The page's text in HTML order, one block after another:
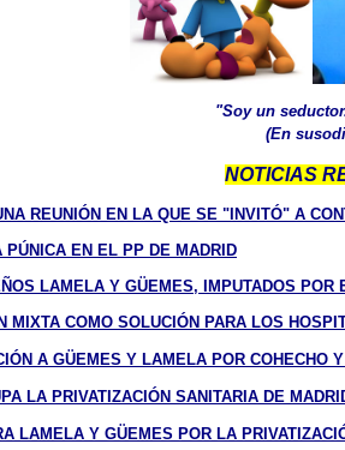
"Soy un
(En
NOTICIAS
REUNIÓN EN LA QUE SE "INVITÓ" A
PÚNICA EN EL PP DE MADRID
LAMELA Y GÜEMES, IMPUTADOS POR
MIXTA COMO SOLUCIÓN PARA LOS
A GÜEMES Y LAMELA POR COHECHO
LA PRIVATIZACIÓN SANITARIA DE
LAMELA Y GÜEMES POR LA